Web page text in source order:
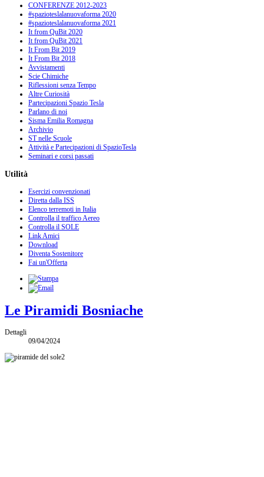
CONFERENZE 2012-2023
#spazioteslalanuovaforma 2020
#spazioteslalanuovaforma 2021
It from QuBit 2020
It from QuBit 2021
It From Bit 2019
It From Bit 2018
Avvistamenti
Scie Chimiche
Riflessioni senza Tempo
Altre Curiosità
Partecipazioni Spazio Tesla
Parlano di noi
Sisma Emilia Romagna
Archivio
ST nelle Scuole
Attività e Partecipazioni di SpazioTesla
Seminari e corsi passati
Utilità
Esercizi convenzionati
Diretta dalla ISS
Elenco terremoti in Italia
Controlla il traffico Aereo
Controlla il SOLE
Link Amici
Download
Diventa Sostenitore
Fai un'Offerta
Le Piramidi Bosniache
Dettagli
09/04/2024